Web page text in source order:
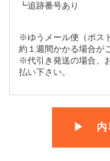
┗追跡番号あり
※ゆうメール便（ポス
約１週間かかる場合が
※代引き発送の場合、
払い下さい。